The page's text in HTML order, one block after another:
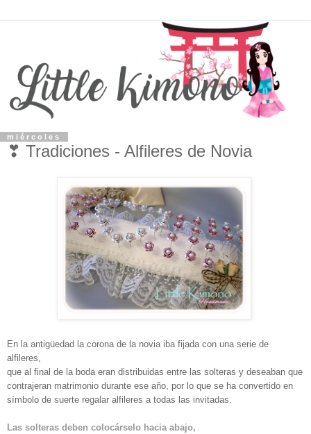
miércoles
❣ Tradiciones - Alfileres de Novia
En la antigüedad la corona de la novia iba fijada con una serie de
alfileres,
que al final de la boda eran distribuidas entre las solteras y deseaban que
contrajeran matrimonio durante ese año, por lo que se ha convertido en
símbolo de suerte regalar alfileres a todas las invitadas.
Las solteras deben colocárselo hacia abajo,